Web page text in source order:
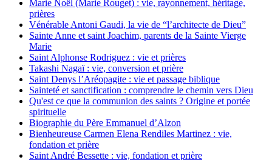
Marie Noël (Marie Rouget) : vie, rayonnement, héritage,
prières
Vénérable Antoni Gaudi, la vie de “l’architecte de Dieu”
Sainte Anne et saint Joachim, parents de la Sainte Vierge
Marie
Saint Alphonse Rodriguez : vie et prières
Takashi Nagaï : vie, conversion et prière
Saint Denys l’Aréopagite : vie et passage biblique
Sainteté et sanctification : comprendre le chemin vers Dieu
Qu'est ce que la communion des saints ? Origine et portée
spirituelle
Biographie du Père Emmanuel d’Alzon
Bienheureuse Carmen Elena Rendiles Martinez : vie,
fondation et prière
Saint André Bessette : vie, fondation et prière